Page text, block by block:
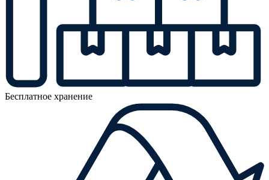
Бесплатное хранение